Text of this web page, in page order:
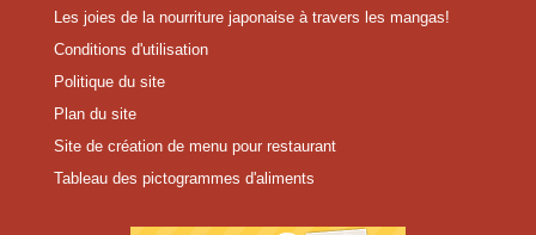
Les joies de la nourriture japonaise à travers les mangas!
Conditions d'utilisation
Politique du site
Plan du site
Site de création de menu pour restaurant
Tableau des pictogrammes d'aliments